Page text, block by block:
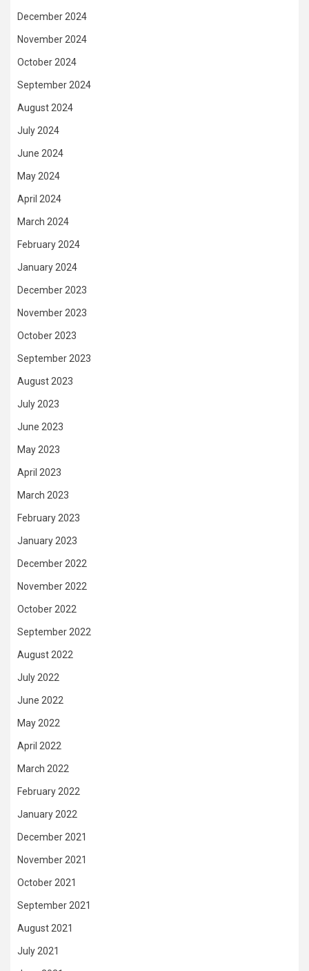
December 2024
November 2024
October 2024
September 2024
August 2024
July 2024
June 2024
May 2024
April 2024
March 2024
February 2024
January 2024
December 2023
November 2023
October 2023
September 2023
August 2023
July 2023
June 2023
May 2023
April 2023
March 2023
February 2023
January 2023
December 2022
November 2022
October 2022
September 2022
August 2022
July 2022
June 2022
May 2022
April 2022
March 2022
February 2022
January 2022
December 2021
November 2021
October 2021
September 2021
August 2021
July 2021